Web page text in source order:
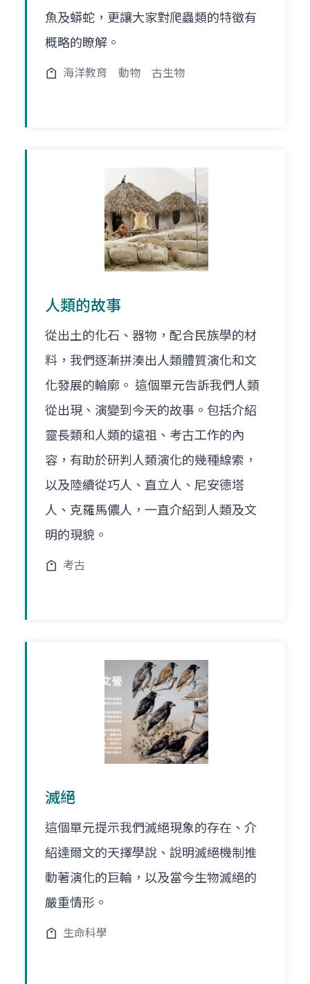
魚及蟒蛇，更讓大家對爬蟲類的特徵有
概略的瞭解。
海洋教育 動物 古生物
人類的故事
從出土的化石、器物，配合民族學的材
料，我們逐漸拼湊出人類體質演化和文
化發展的輪廓。 這個單元告訴我們人類
從出現、演變到今天的故事。包括介紹
靈長類和人類的遠祖、考古工作的內
容，有助於研判人類演化的幾種線索，
以及陸續從巧人、直立人、尼安德塔
人、克羅馬儂人，一直介紹到人類及文
明的現貌。
考古
滅絕
這個單元提示我們滅絕現象的存在、介
紹達爾文的天擇學說、說明滅絕機制推
動著演化的巨輪，以及當今生物滅絕的
嚴重情形。
生命科學